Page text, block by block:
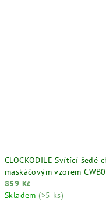
CLOCKODILE Svítící šedé
maskáčovým vzorem
859 Kč
Skladem (>5 ks)